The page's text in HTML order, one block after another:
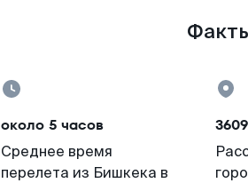
около 5 часов
Среднее время
перелета из Бишкека в